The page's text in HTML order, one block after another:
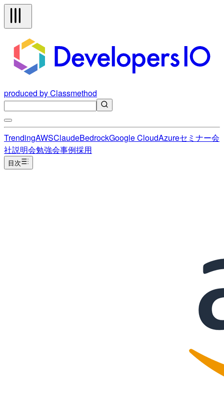
produced by Classmethod
TrendingAWSClaudeBedrockGoogle CloudAzureセミナー会
社説明会勉強会事例採用
目次